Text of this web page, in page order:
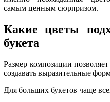
самым ценным сюрпризом.
Какие цветы
букета
Размер композиции
создавать выразительные
Для больших букетов чаще